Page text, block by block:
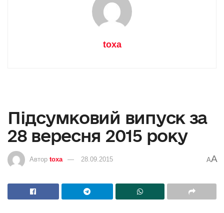
toxa
Підсумковий випуск за
28 вересня 2015 року
Автор toxa 28.09.2015 AA